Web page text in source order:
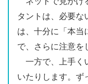
タントは、必要な
は、十分に「本当
で、さらに注意を
一方で、上手く
いたりします。ず